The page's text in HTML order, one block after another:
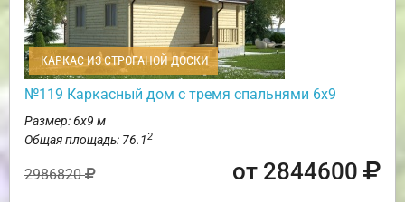
КАРКАС ИЗ СТРОГАНОЙ ДОСКИ
№119 Каркасный дом с тремя спальнями 6х9
Размер: 6х9 м
Общая площадь: 76.12
2986820 от 2844600